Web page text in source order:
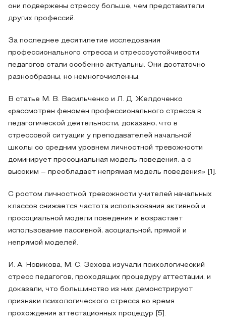
они подвержены стрессу больше, чем представители
других профессий.
За последнее десятилетие исследования
профессионального стресса и стрессоустойчивости
педагогов стали особенно актуальны. Они достаточно
разнообразны, но немногочисленны.
В статье М. В. Васильченко и Л. Д. Желдоченко
«рассмотрен феномен профессионального стресса в
педагогической деятельности, доказано, что в
стрессовой ситуации у преподавателей начальной
школы со средним уровнем личностной тревожности
доминирует просоциальная модель поведения, а с
высоким – преобладает непрямая модель поведения» [1].
С ростом личностной тревожности учителей начальных
классов снижается частота использования активной и
просоциальной модели поведения и возрастает
использование пассивной, асоциальной, прямой и
непрямой моделей.
И. А. Новикова, М. С. Зехова изучали психологический
стресс педагогов, проходящих процедуру аттестации, и
доказали, что большинство из них демонстрируют
признаки психологического стресса во время
прохождения аттестационных процедур [5].